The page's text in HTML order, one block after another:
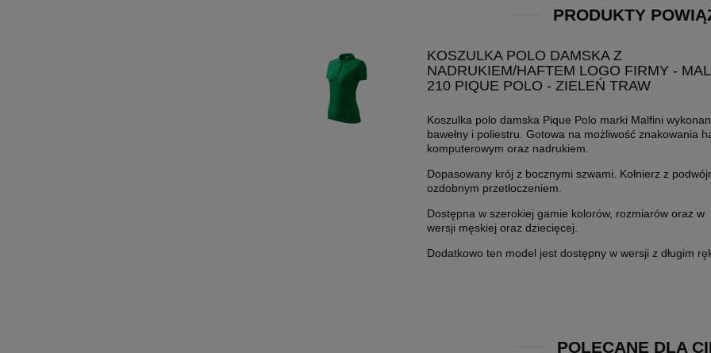
PRODUKTY
KOSZULKA POLO DAMSKA Z
NADRUKIEM/HAFTEM LOGO FIRMY -
210 PIQUE POLO - ZIELEŃ TRAW
Koszulka polo damska Pique Polo marki Malfini
bawełny i poliestru. Gotowa na możliwość znakowania
komputerowym oraz nadrukiem.
Dopasowany krój z bocznymi szwami. Kołnierz z
ozdobnym przetłoczeniem.
Dostępna w szerokiej gamie kolorów, rozmiarów oraz w
wersji męskiej oraz dziecięcej.
Dodatkowo ten model jest dostępny w wersji z długim
POLECANE DLA